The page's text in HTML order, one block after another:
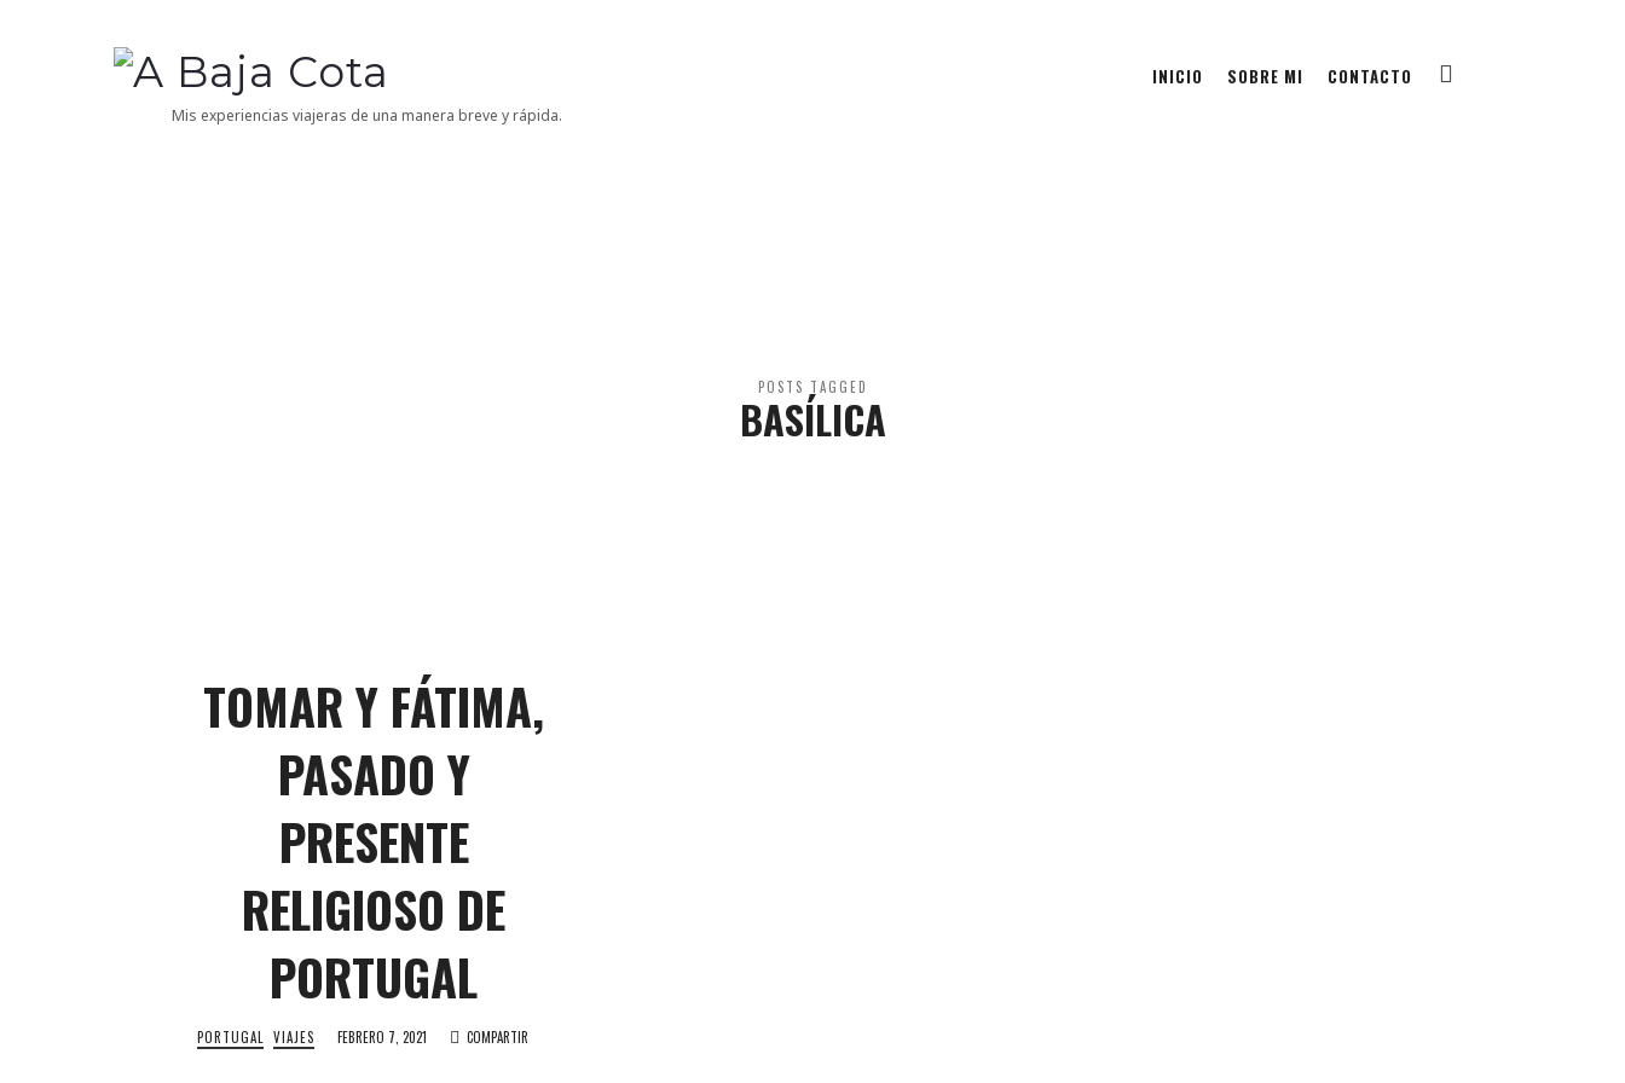
INICIO SOBRE MI CONTACTO
A
BajaMis experiencias viajeras de una manera breve y rápida.
POSTS TAGGED
BASÍLICA
TOMAR Y FÁTIMA,
PASADO Y
PRESENTE
RELIGIOSO DE
PORTUGAL
PORTUGAL VIAJES FEBRERO 7, 2021 COMPARTIR